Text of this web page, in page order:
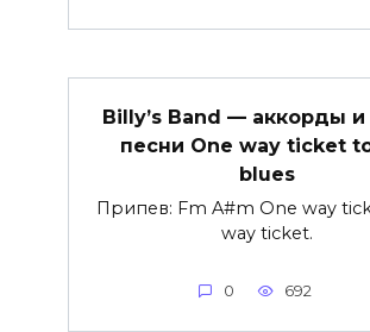
Billy’s Band — аккорды и
песни One way ticket
blues
Припев: Fm A#m One way
way ticket.
0 692